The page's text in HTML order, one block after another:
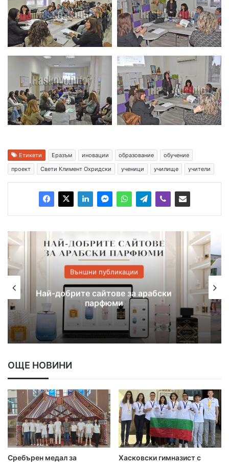
Етикети Еразъм иновации образование
обучение
проект
Свети Климент Охридски ученици училище учители
Външни публикации
На 21 юли Kaufland организира
безплатно шоу за децата на Хасково
ОЩЕ НОВИНИ
Сребърен медал за
Хасковски гимназист с